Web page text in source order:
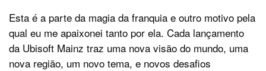
Esta é a parte da magia da franquia e outro motivo pela
qual eu me apaixonei tanto por ela. Cada lançamento
da Ubisoft Mainz traz uma nova visão do mundo, uma
nova região, um novo tema, e novos desafios